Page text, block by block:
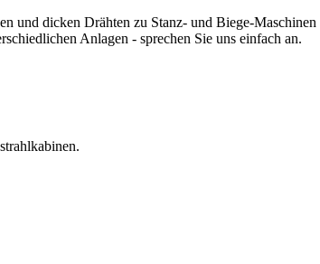
und dicken Drähten zu Stanz- und Biege-
Anlagen - sprechen Sie uns einfach an.